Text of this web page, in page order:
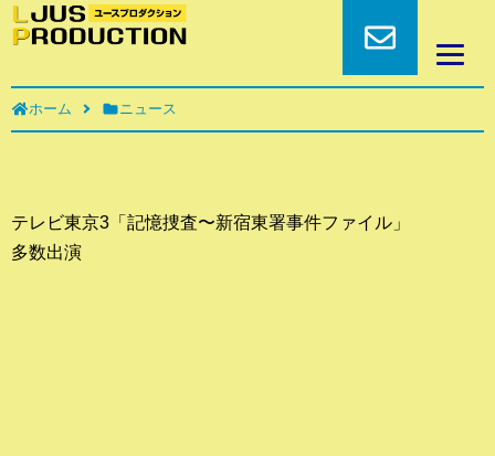
ホーム ニュース
テレビ東京3「記憶捜査〜新宿東署事件ファイル」
多数出演